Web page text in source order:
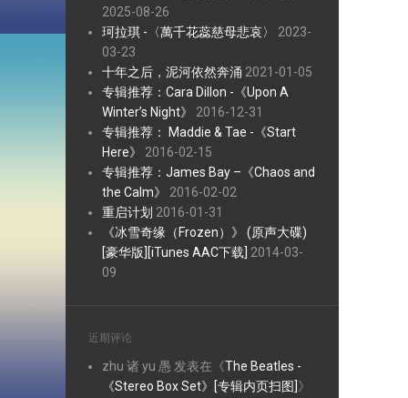
2025-08-26
珂拉琪 -〈萬千花蕊慈母悲哀〉
2023-
03-23
十年之后，泥河依然奔涌 2021-01-05
专辑推荐：Cara Dillon -《Upon A
Winter’s Night》
2016-12-31
专辑推荐： Maddie & Tae -《Start
Here》
2016-02-15
专辑推荐：James Bay –《Chaos and
the Calm》
2016-02-02
重启计划 2016-01-31
《冰雪奇缘（Frozen）》 (原声大碟)
[豪华版][iTunes AAC下载] 2014-03-
09
近期评论
zhu 诸 yu 愚 发表在《The Beatles -
《Stereo Box Set》[专辑内页扫图] 》